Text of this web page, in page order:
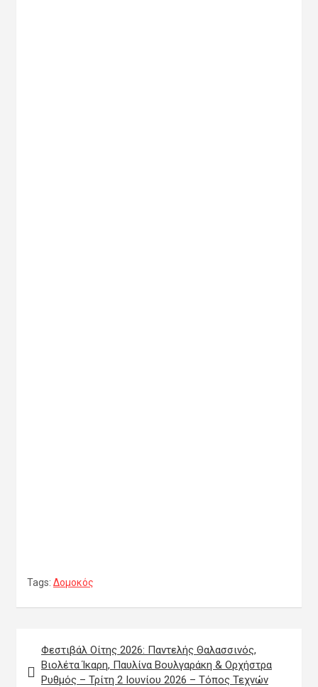
Tags: Δομοκός
άρθρων
Φεστιβάλ Οίτης 2026: Παντελής Θαλασσινός,
Βιολέτα Ίκαρη, Παυλίνα Βουλγαράκη & Ορχήστρα
Ρυθμός – Τρίτη 2 Ιουνίου 2026 – Τόπος Τεχνών